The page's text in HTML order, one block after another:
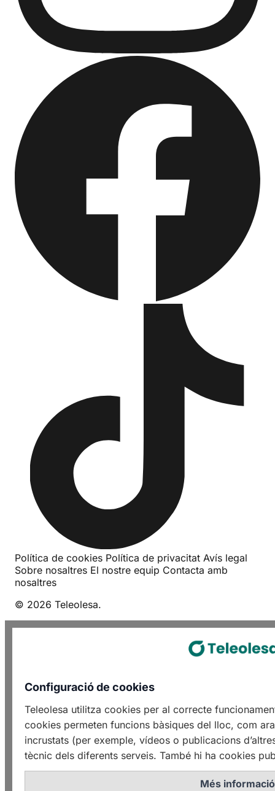
Política de cookies Política de privacitat Avís legal
Sobre nosaltres El nostre equip Contacta amb
nosaltres
© 2026 Teleolesa.
Configuració de cookies
Teleolesa utilitza cookies per al correcte
cookies permeten funcions bàsiques del lloc, com
incrustats (per exemple, vídeos o publicacions
tècnic dels diferents serveis. També hi ha cookies
Més